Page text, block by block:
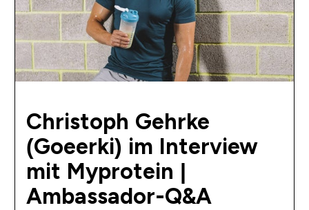
Christoph Gehrke
(Goeerki) im Interview
mit Myprotein |
Ambassador-Q&A